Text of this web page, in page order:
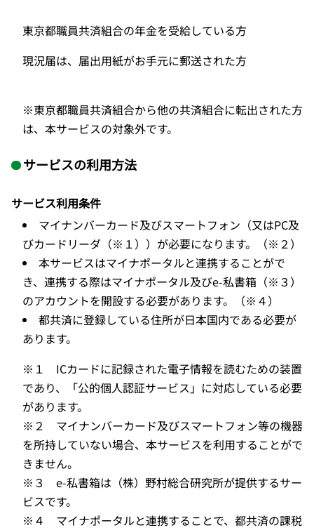
東京都職員共済組合の年金を受給している方
現況届は、届出用紙がお手元に郵送された方
※東京都職員共済組合から他の共済組合に転出された方
は、本サービスの対象外です。
サービスの利用方法
サービス利用条件
マイナンバーカード及びスマートフォン（又はPC及
びカードリーダ（※１））が必要になります。（※２）
本サービスはマイナポータルと連携することがで
き、連携する際はマイナポータル及びe-私書箱（※３）
のアカウントを開設する必要があります。（※４）
都共済に登録している住所が日本国内である必要が
あります。
※１ ICカードに記録された電子情報を読むための装置
であり、「公的個人認証サービス」に対応している必要
があります。
※２ マイナンバーカード及びスマートフォン等の機器
を所持していない場合、本サービスを利用することがで
きません。
※３ e-私書箱は（株）野村総合研究所が提供するサー
ビスです。
※４ マイナポータルと連携することで、都共済の課税